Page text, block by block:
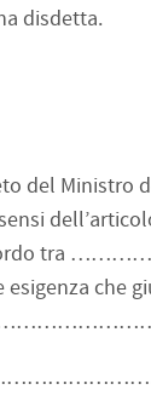
disdetta.
del Ministro
che